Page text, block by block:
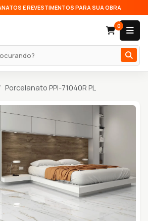
E REVESTIMENTOS PARA SUA OBRA
0
Porcelanato PPI-71040R PL